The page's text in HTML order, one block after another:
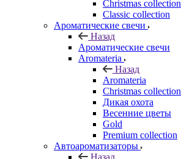
Christmas collection
Classic collection
Ароматические свечи
Назад
Ароматические свечи
Aromateria
Назад
Aromateria
Сhristmas collection
Дикая охота
Весенние цветы
Gold
Premium collection
Автоароматизаторы
Назад